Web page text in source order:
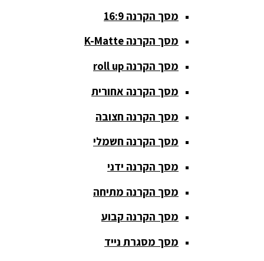
וחצובות
ערכת קריוקי
שקטות
מערכות
הגברה
פלטות DJ
קונטרולים
פיונר
קונטרולרים
מסך הקרנה 16:9
מסך הקרנה K-Matte
מסך הקרנה roll up
מסך הקרנה אחורית
מסך הקרנה חצובה
מסך הקרנה חשמלי
מסך הקרנה ידני
מסך הקרנה מתיחה
מסך הקרנה קבוע
מסך מסגרת נייד